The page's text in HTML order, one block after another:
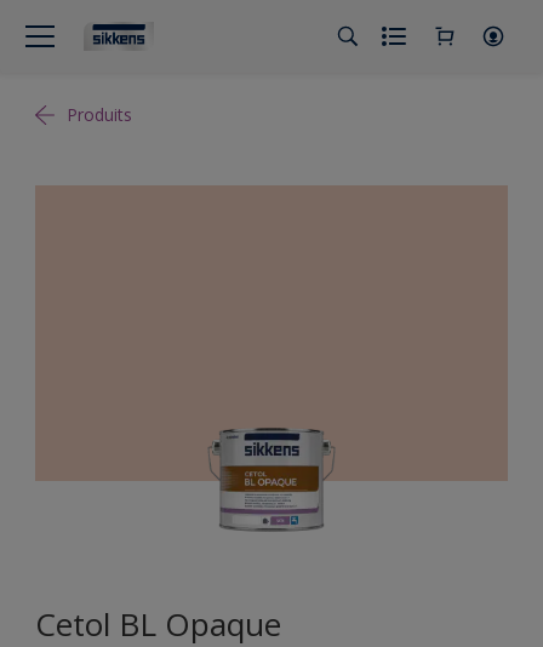
Produits
Cetol BL Opaque